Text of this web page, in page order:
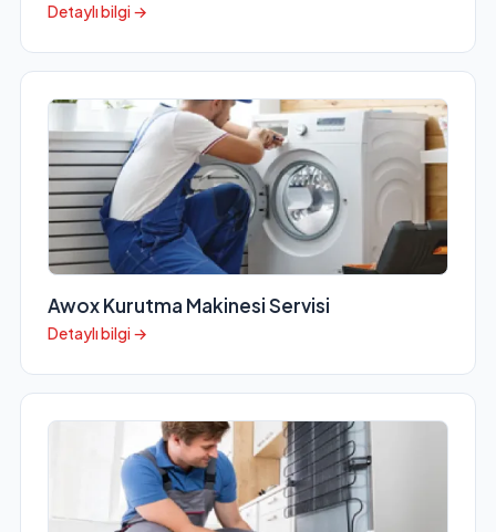
Detaylı bilgi →
Awox Kurutma Makinesi Servisi
Detaylı bilgi →